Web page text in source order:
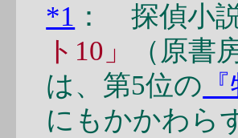
*1 ： 探偵小
ト10」
（原
は、第5位の
にもかかわら